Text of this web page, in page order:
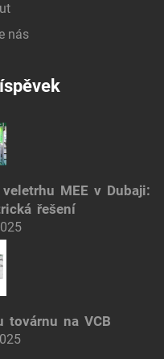
nás
MEE v Dubaji:
řešení
továrnu na VCB